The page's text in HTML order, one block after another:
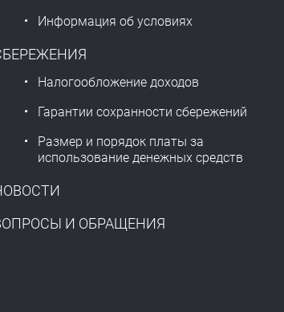
Информация об условиях
Налогообложение доходов
Гарантии сохранности сбережений
Размер и порядок платы за
использование денежных средств
И ОБРАЩЕНИЯ